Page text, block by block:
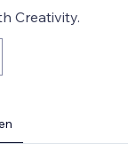
Creativity.